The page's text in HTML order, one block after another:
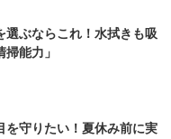
選ぶならこれ！水拭きも吸
能力」
を守りたい！夏休み前に実